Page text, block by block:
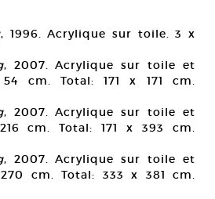
, 1996. Acrylique sur toile. 3 x
, 2007. Acrylique sur toile et
cm. Total: 171 x 171 cm.
, 2007. Acrylique sur toile et
cm. Total: 171 x 393 cm.
, 2007. Acrylique sur toile et
cm. Total: 333 x 381 cm.